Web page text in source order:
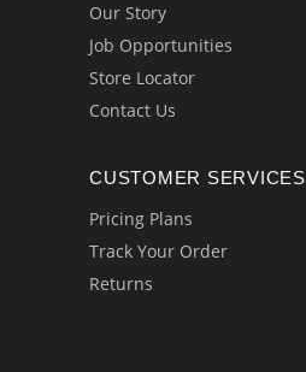
Our Story
Job Opportunities
Store Locator
Contact Us
CUSTOMER SERVICES
Pricing Plans
Track Your Order
Returns